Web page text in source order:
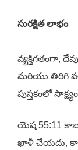
సురక్షిత లాభం
వ్యక్తిగతంగా,
మరియు తిరిగి
పుస్తకంలో
యెష 55:11
ఖాళీ చేయదు, కానీ